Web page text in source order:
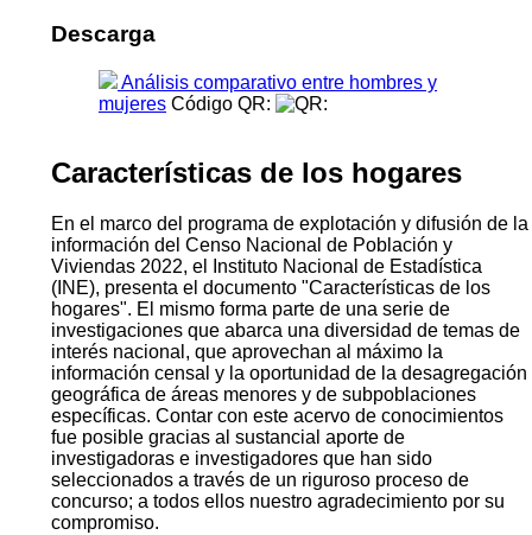
Descarga
Análisis comparativo entre hombres y
mujeres Código QR:
Características de los hogares
En el marco del programa de explotación y difusión de la
información del Censo Nacional de Población y
Viviendas 2022, el Instituto Nacional de Estadística
(INE), presenta el documento "Características de los
hogares". El mismo forma parte de una serie de
investigaciones que abarca una diversidad de temas de
interés nacional, que aprovechan al máximo la
información censal y la oportunidad de la desagregación
geográfica de áreas menores y de subpoblaciones
específicas. Contar con este acervo de conocimientos
fue posible gracias al sustancial aporte de
investigadoras e investigadores que han sido
seleccionados a través de un riguroso proceso de
concurso; a todos ellos nuestro agradecimiento por su
compromiso.